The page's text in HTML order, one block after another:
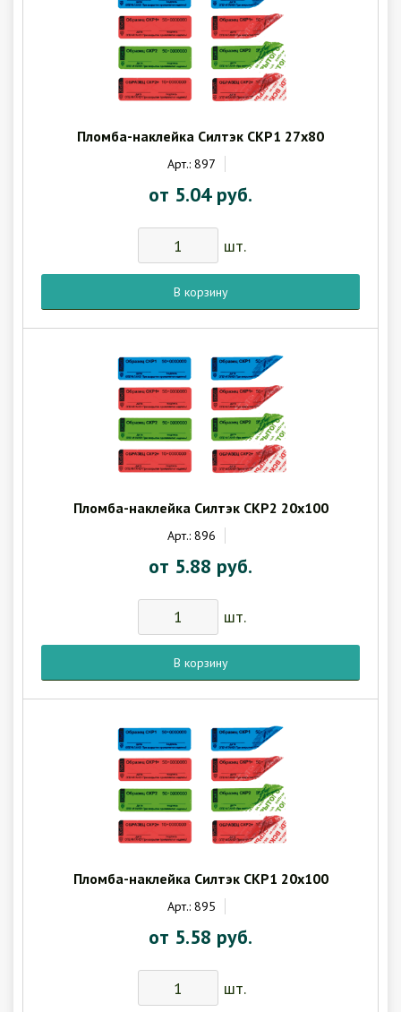
Пломба-наклейка Силтэк СКР1 27х80
Арт.: 897
от 5.04 руб.
шт.
В корзину
Пломба-наклейка Силтэк СКР2 20х100
Арт.: 896
от 5.88 руб.
шт.
В корзину
Пломба-наклейка Силтэк СКР1 20х100
Арт.: 895
от 5.58 руб.
шт.